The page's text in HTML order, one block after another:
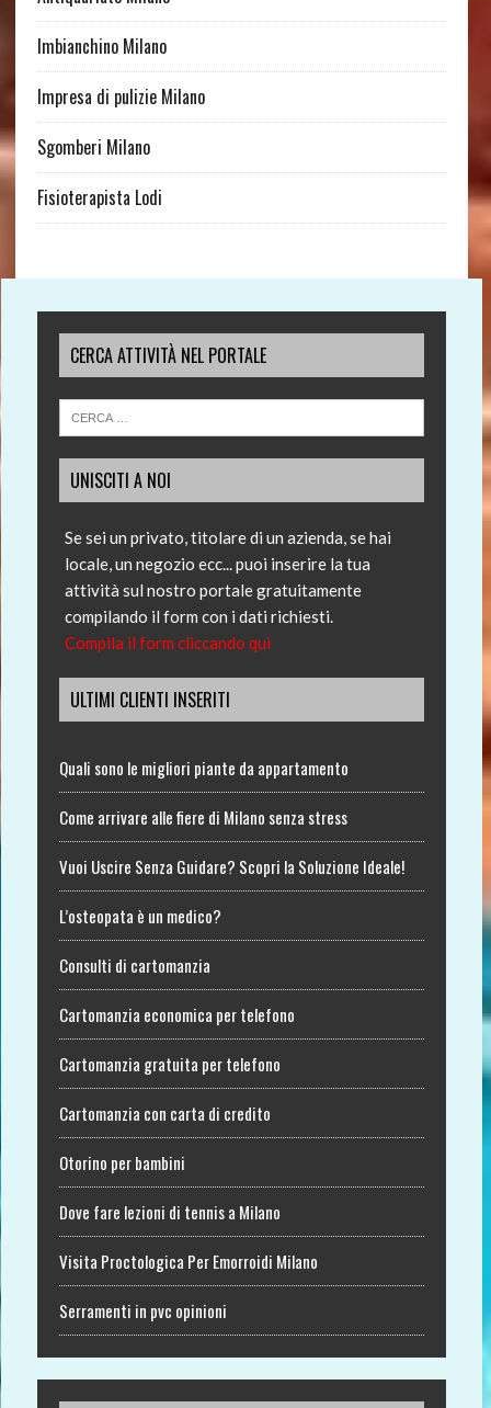
Imbianchino Milano
Impresa di pulizie Milano
Sgomberi Milano
Fisioterapista Lodi
CERCA ATTIVITÀ NEL PORTALE
UNISCITI A NOI
Se sei un privato, titolare di un azienda, se hai
locale, un negozio ecc... puoi inserire la tua
attività sul nostro portale gratuitamente
compilando il form con i dati richiesti.
Compila il form cliccando qui
ULTIMI CLIENTI INSERITI
Quali sono le migliori piante da appartamento
Come arrivare alle fiere di Milano senza stress
Vuoi Uscire Senza Guidare? Scopri la Soluzione Ideale!
L’osteopata è un medico?
Consulti di cartomanzia
Cartomanzia economica per telefono
Cartomanzia gratuita per telefono
Cartomanzia con carta di credito
Otorino per bambini
Dove fare lezioni di tennis a Milano
Visita Proctologica Per Emorroidi Milano
Serramenti in pvc opinioni